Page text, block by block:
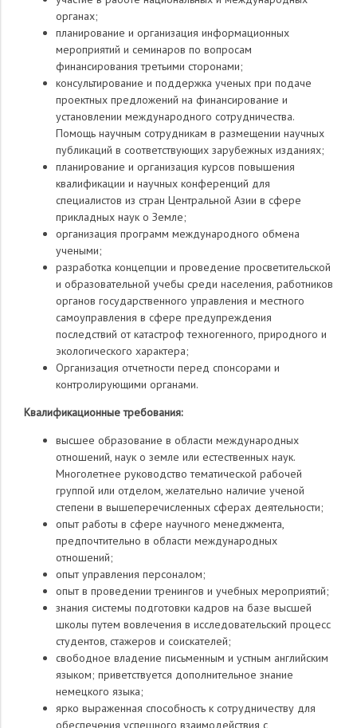
органах;
планирование и организация информационных
мероприятий и семинаров по вопросам
финансирования третьими сторонами;
консультирование и поддержка ученых при подаче
проектных предложений на финансирование и
установлении международного сотрудничества.
Помощь научным сотрудникам в размещении научных
публикаций в соответствующих зарубежных изданиях;
планирование и организация курсов повышения
квалификации и научных конференций для
специалистов из стран Центральной Азии в сфере
прикладных наук о Земле;
организация программ международного обмена
учеными;
разработка концепции и проведение просветительской
и образовательной учебы среди населения, работников
органов государственного управления и местного
самоуправления в сфере предупреждения
последствий от катастроф техногенного, природного и
экологического характера;
Организация отчетности перед спонсорами и
контролирующими органами.
Квалификационные требования:
высшее образование в области международных
отношений, наук о земле или естественных наук.
Многолетнее руководство тематической рабочей
группой или отделом, желательно наличие ученой
степени в вышеперечисленных сферах деятельности;
опыт работы в сфере научного менеджмента,
предпочтительно в области международных
отношений;
опыт управления персоналом;
опыт в проведении тренингов и учебных мероприятий;
знания системы подготовки кадров на базе высшей
школы путем вовлечения в исследовательский процесс
студентов, стажеров и соискателей;
свободное владение письменным и устным английским
языком; приветствуется дополнительное знание
немецкого языка;
ярко выраженная способность к сотрудничеству для
обеспечения успешного взаимодействия с